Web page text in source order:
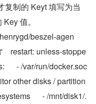
复制的 Keyt 填写为当
值。
beszel-agen
restart: unless-stoppe
- /var/run/docker.soc
other disks / partition
- /mnt/disk1/.